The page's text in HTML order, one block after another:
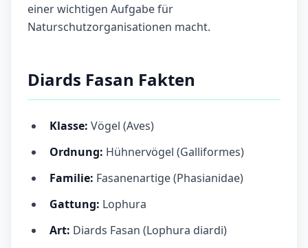
einer wichtigen Aufgabe für
Naturschutzorganisationen macht.
Diards Fasan Fakten
Klasse: Vögel (Aves)
Ordnung: Hühnervögel (Galliformes)
Familie: Fasanenartige (Phasianidae)
Gattung: Lophura
Art: Diards Fasan (Lophura diardi)